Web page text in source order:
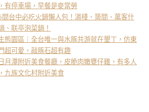
有停車場，早餐是麥當勞
台中必吃火鍋懶人包！湯棧、築間、萬客什
、联亭泡菜鍋！
態園區｜全台唯一與水豚共游就在墾丁，仿東
超可愛，敲豚石超有趣
月潭附近美食餐廳，皮脆肉嫩甕仔雞，有多人
九族文化村附近美食